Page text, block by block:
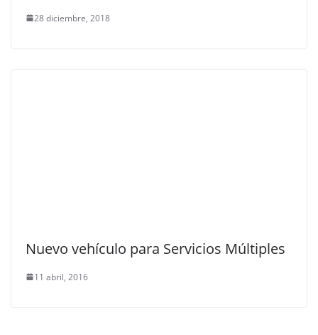
28 diciembre, 2018
Nuevo vehículo para Servicios Múltiples
11 abril, 2016